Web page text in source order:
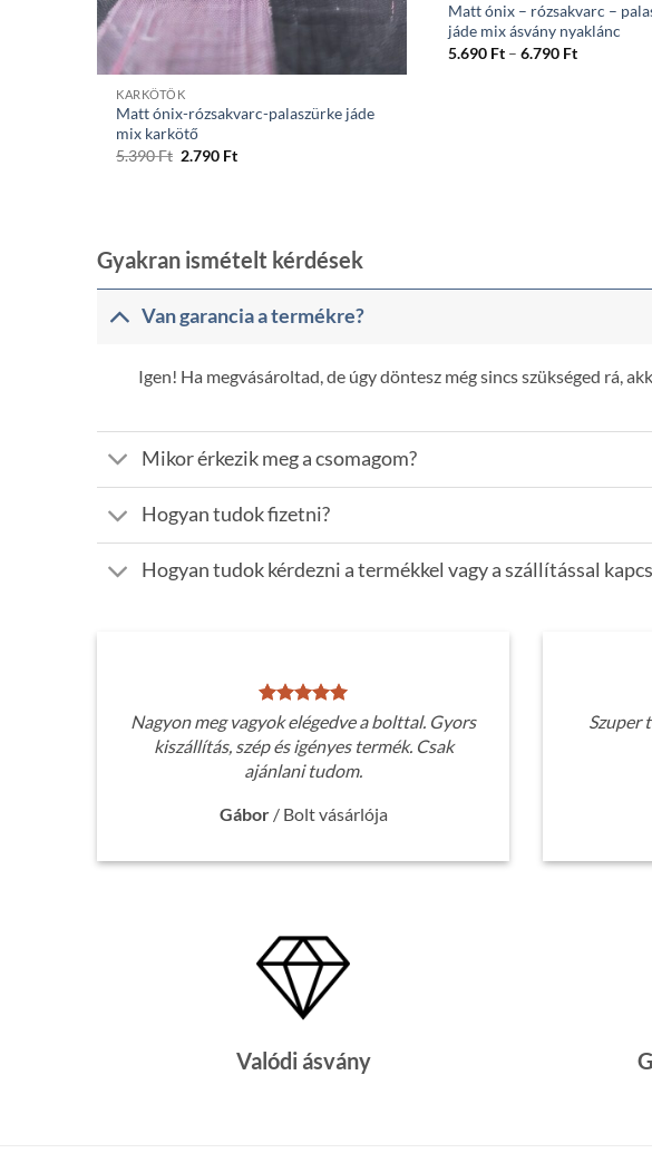
KARKÖTŐK
Matt ónix-rózsakvarc-palaszürke jáde
mix karkötő
5.390Ft Original
2.790 FtCurrent
Matt ónix – rózsakvarc –
jáde mix ásvány nyaklánc
5.690 Ft – 6.790 Ft
Gyakran ismételt kérdések
Van garancia a termékre?
Igen! Ha megvásároltad, de úgy döntesz még sincs szükséged rá,
Mikor érkezik meg a csomagom?
Hogyan tudok fizetni?
Hogyan tudok kérdezni a termékkel vagy a szállítással
Nagyon meg vagyok elégedve a bolttal. Gyors
kiszállítás, szép és igényes termék. Csak
ajánlani tudom.
Gábor / Bolt vásárlója
Szuper
Valódi ásvány